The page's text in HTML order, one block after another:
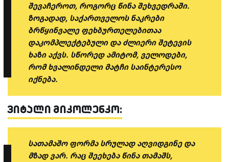
შევაჩეროთ, როგორც წინა შეხვედრაში.
ზოგადად, საქართველოს ნაკრები
ბრწყინვალე ფეხბურთელებითაა
დაკომპლექტებული და ძლიერი შეტევის
ხაზი აქვს. სწორედ ამიტომ, ველოდები,
რომ ხვალინდელი მატჩი საინტერესო
იქნება.
ვიტალი მიკოლენკო:
სათამაშო ფორმა სრულად აღვიდგინე და
მზად ვარ. რაც შეეხება წინა თამაშს,